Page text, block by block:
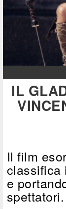
IL
Il film
classifica
e
spettatori.